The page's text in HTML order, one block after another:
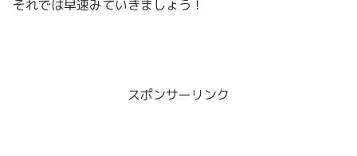
それでは早速みていきましょう！
スポンサーリンク